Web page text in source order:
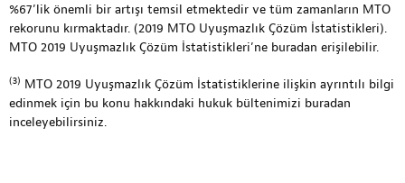
%67’lik önemli bir artışı temsil etmektedir ve tüm zamanların MTO
rekorunu kırmaktadır. (2019 MTO Uyuşmazlık Çözüm İstatistikleri).
MTO 2019 Uyuşmazlık Çözüm İstatistikleri’ne buradan erişilebilir.
(3) MTO 2019 Uyuşmazlık Çözüm İstatistiklerine ilişkin ayrıntılı bilgi
edinmek için bu konu hakkındaki hukuk bültenimizi buradan
inceleyebilirsiniz.